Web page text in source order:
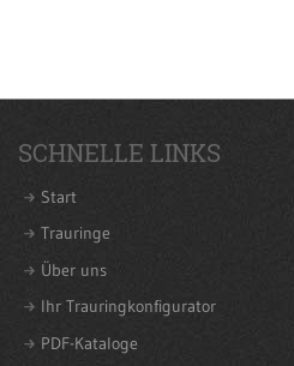
SCHNELLE LINKS
Start
Trauringe
Über uns
Ihr Trauringkonfigurator
PDF-Kataloge